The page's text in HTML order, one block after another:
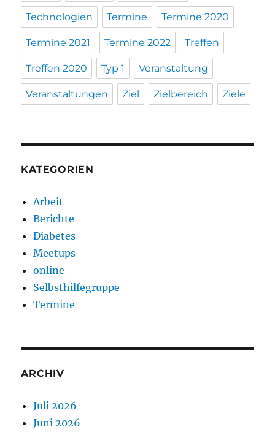
Technologien Termine Termine 2020
Termine 2021 Termine 2022 Treffen
Treffen 2020 Typ 1 Veranstaltung
Veranstaltungen Ziel Zielbereich Ziele
KATEGORIEN
Arbeit
Berichte
Diabetes
Meetups
online
Selbsthilfegruppe
Termine
ARCHIV
Juli 2026
Juni 2026